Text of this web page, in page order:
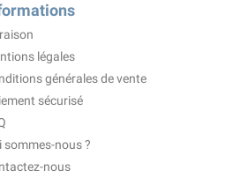
légales
générales de vente
sécurisé
sommes-nous ?
nous